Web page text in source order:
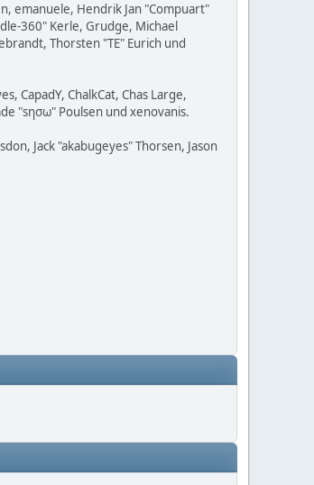
emanuele, Hendrik Jan "Compuart"
360" Kerle, Grudge, Michael
Thorsten "TE" Eurich und
CapadY, ChalkCat, Chas Large,
"sησω" Poulsen und xenovanis.
Jack "akabugeyes" Thorsen, Jason